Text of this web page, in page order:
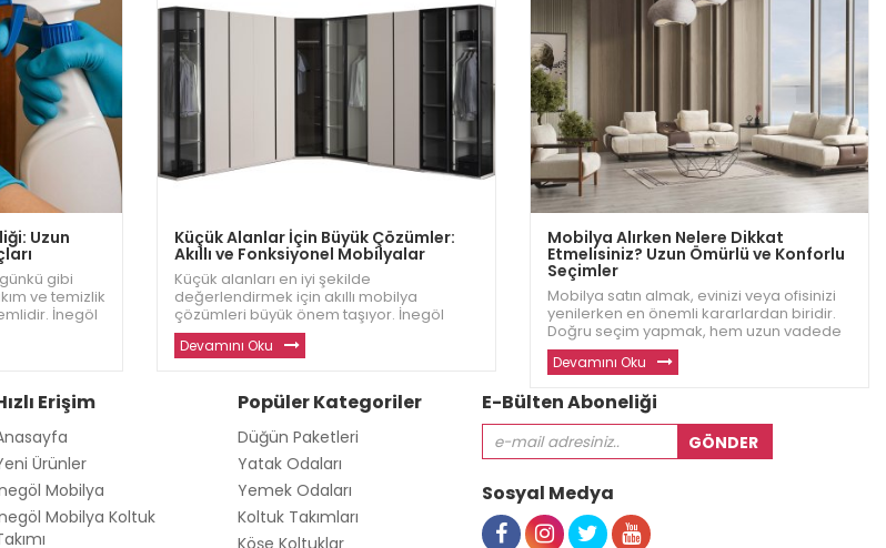
Uzun
günkü gibi
ve temizlik
İnegöl
için en
Daha
Küçük Alanlar İçin Büyük Çözümler:
Akıllı ve Fonksiyonel Mobilyalar
Küçük alanları en iyi şekilde
değerlendirmek için akıllı mobilya
çözümleri büyük önem taşıyor. İnegöl
Dizayn, dar alanlar için şık, konforlu ve
fonksiyonel mobilyalar sunarak evinizde
Devamını Oku
Mobilya Alırken Nelere Dikkat
Etmelisiniz? Uzun Ömürlü ve Konforlu
Seçimler
Mobilya satın almak, evinizi veya ofisinizi
yenilerken en önemli kararlardan biridir.
Doğru seçim yapmak, hem uzun vadede
konfor hem de estetik açısından büyük bir
fark yaratır. İnegöl Dizayn olarak,
seçebilmesi için di
Devamını Oku
Erişim
Ürünler
Mobilya
Mobilya Koltuk
Popüler Kategoriler
Düğün Paketleri
Yatak Odaları
Yemek Odaları
Koltuk Takımları
Köşe Koltuklar
E-Bülten Aboneliği
Sosyal Medya